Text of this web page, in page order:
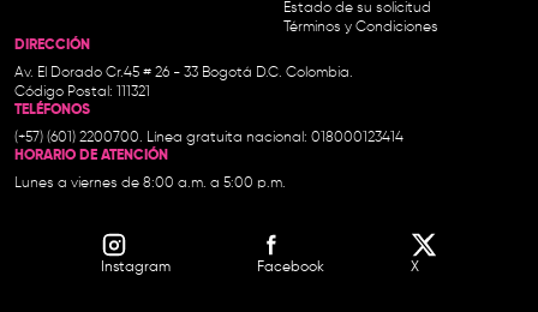
Estado de su solicitud
Términos y Condiciones
DIRECCIÓN
Av. El Dorado Cr.45 # 26 - 33 Bogotá D.C. Colombia.
Código Postal: 111321
TELÉFONOS
(+57) (601) 2200700. Línea gratuita nacional: 018000123414
HORARIO DE ATENCIÓN
Lunes a viernes de 8:00 a.m. a 5:00 p.m.
Instagram Facebook X